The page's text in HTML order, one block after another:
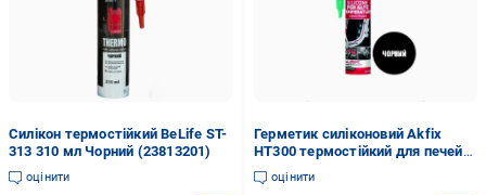
Силікон термостійкий BeLife ST-
313 310 мл Чорний (23813201)
оцінити
Герметик силіконовий Akfix
HT300 термостійкий для печей
та двигунів 310 мл Чорний
(28715860)
оцінити